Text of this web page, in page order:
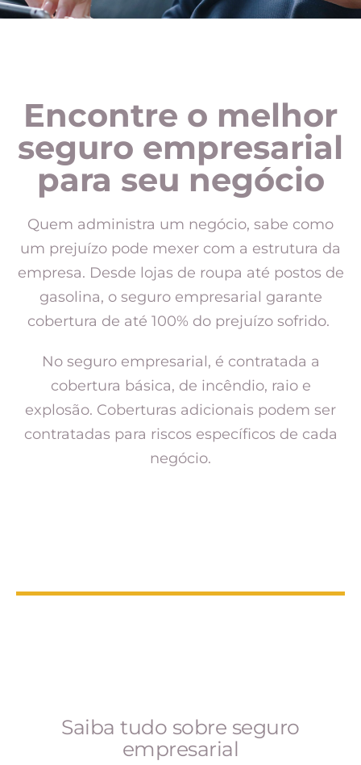
Encontre o melhor
seguro empresarial
para seu negócio
Quem administra um negócio, sabe como
um prejuízo pode mexer com a estrutura da
empresa. Desde lojas de roupa até postos de
gasolina, o seguro empresarial garante
cobertura de até 100% do prejuízo sofrido.
No seguro empresarial, é contratada a
cobertura básica, de incêndio, raio e
explosão. Coberturas adicionais podem ser
contratadas para riscos específicos de cada
negócio.
Saiba tudo sobre seguro
empresarial